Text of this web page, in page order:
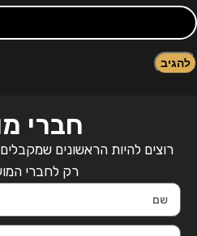
חברי
רוצים להיות הראשונים
רק לחברי